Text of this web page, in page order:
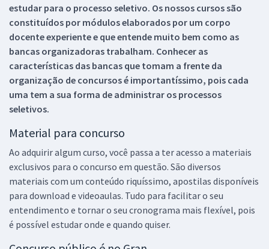
estudar para o processo seletivo. Os nossos cursos são
constituídos por módulos elaborados por um corpo
docente experiente e que entende muito bem como as
bancas organizadoras trabalham. Conhecer as
características das bancas que tomam a frente da
organização de concursos é importantíssimo, pois cada
uma tem a sua forma de administrar os processos
seletivos.
Material para concurso
Ao adquirir algum curso, você passa a ter acesso a materiais
exclusivos para o concurso em questão. São diversos
materiais com um conteúdo riquíssimo, apostilas disponíveis
para download e videoaulas. Tudo para facilitar o seu
entendimento e tornar o seu cronograma mais flexível, pois
é possível estudar onde e quando quiser.